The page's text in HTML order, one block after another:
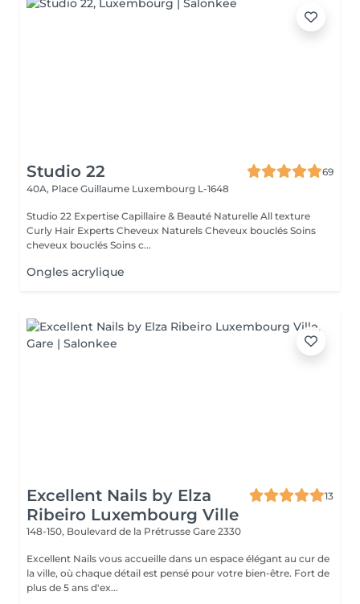
Studio 22
69
40A, Place Guillaume Luxembourg L-1648
Studio 22 Expertise Capillaire & Beauté Naturelle All texture
Curly Hair Experts Cheveux Naturels Cheveux bouclés Soins
cheveux bouclés Soins c...
Ongles acrylique
Excellent Nails by Elza
Ribeiro Luxembourg Ville
13
148-150, Boulevard de la Prétrusse Gare 2330
Excellent Nails vous accueille dans un espace élégant au cur de
la ville, où chaque détail est pensé pour votre bien-être. Fort de
plus de 5 ans d'ex...